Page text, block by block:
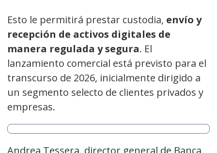
Esto le permitirá prestar custodia, envío y
recepción de activos digitales de
manera regulada y segura. El
lanzamiento comercial está previsto para el
transcurso de 2026, inicialmente dirigido a
un segmento selecto de clientes privados y
empresas.